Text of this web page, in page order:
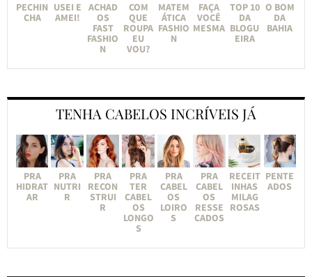
PECHIN
CHA
USEI E
AMEI!
ACHAD
OS
FAST
FASHIO
N
COM
QUE
ROUPA
EU
VOU?
MATEM
ÁTICA
FASHIO
N
FAÇA
VOCÊ
MESMA
TOP 10
DA
BLOGU
EIRA
O BOM
DA
BAHIA
TENHA CABELOS INCRÍVEIS JÁ
PRA
HIDRAT
AR
PRA
NUTRI
R
PRA
RECON
STRUI
R
PRA
TER
CABEL
OS
LONGO
S
PRA
CABEL
OS
LOIRO
S
PRA
CABEL
OS
RESSE
CADOS
RECEIT
INHAS
MILAG
ROSAS
PENTE
ADOS